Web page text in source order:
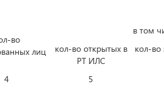
во
лиц
в том
кол-во открытых в
РТ ИЛС
кол-во
4 5